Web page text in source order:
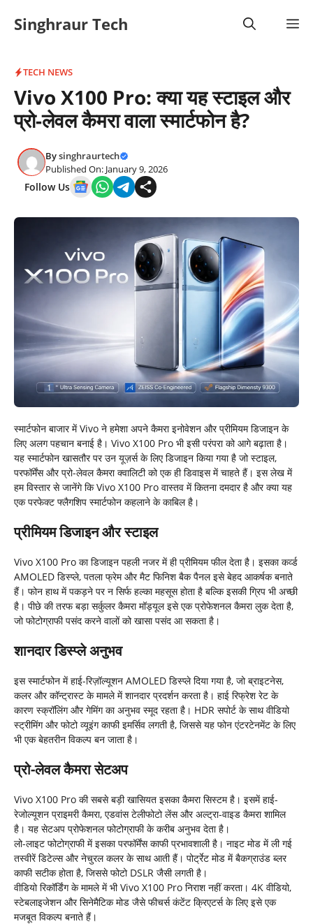
Singhraur Tech
TECH NEWS
Vivo X100 Pro: क्या यह स्टाइल और
प्रो-लेवल कैमरा वाला स्मार्टफोन है?
Bysinghraurtech
Published On: January 9, 2026
Follow Us
स्मार्टफोन बाजार में Vivo ने हमेशा अपने कैमरा इनोवेशन और प्रीमियम डिजाइन के
लिए अलग पहचान बनाई है। Vivo X100 Pro भी इसी परंपरा को आगे बढ़ाता है।
यह स्मार्टफोन खासतौर पर उन यूज़र्स के लिए डिजाइन किया गया है जो स्टाइल,
परफॉर्मेंस और प्रो-लेवल कैमरा क्वालिटी को एक ही डिवाइस में चाहते हैं। इस लेख में
हम विस्तार से जानेंगे कि Vivo X100 Pro वास्तव में कितना दमदार है और क्या यह
एक परफेक्ट फ्लैगशिप स्मार्टफोन कहलाने के काबिल है।
प्रीमियम डिजाइन और स्टाइल
Vivo X100 Pro का डिजाइन पहली नजर में ही प्रीमियम फील देता है। इसका कर्व्ड
AMOLED डिस्प्ले, पतला फ्रेम और मैट फिनिश बैक पैनल इसे बेहद आकर्षक बनाते
हैं। फोन हाथ में पकड़ने पर न सिर्फ हल्का महसूस होता है बल्कि इसकी ग्रिप भी अच्छी
है। पीछे की तरफ बड़ा सर्कुलर कैमरा मॉड्यूल इसे एक प्रोफेशनल कैमरा लुक देता है,
जो फोटोग्राफी पसंद करने वालों को खासा पसंद आ सकता है।
शानदार डिस्प्ले अनुभव
इस स्मार्टफोन में हाई-रिज़ॉल्यूशन AMOLED डिस्प्ले दिया गया है, जो ब्राइटनेस,
कलर और कॉन्ट्रास्ट के मामले में शानदार प्रदर्शन करता है। हाई रिफ्रेश रेट के
कारण स्क्रॉलिंग और गेमिंग का अनुभव स्मूद रहता है। HDR सपोर्ट के साथ वीडियो
स्ट्रीमिंग और फोटो व्यूइंग काफी इमर्सिव लगती है, जिससे यह फोन एंटरटेनमेंट के लिए
भी एक बेहतरीन विकल्प बन जाता है।
प्रो-लेवल कैमरा सेटअप
Vivo X100 Pro की सबसे बड़ी खासियत इसका कैमरा सिस्टम है। इसमें हाई-
रेजोल्यूशन प्राइमरी कैमरा, एडवांस टेलीफोटो लेंस और अल्ट्रा-वाइड कैमरा शामिल
है। यह सेटअप प्रोफेशनल फोटोग्राफी के करीब अनुभव देता है।
लो-लाइट फोटोग्राफी में इसका परफॉर्मेंस काफी प्रभावशाली है। नाइट मोड में ली गई
तस्वीरें डिटेल्स और नेचुरल कलर के साथ आती हैं। पोर्ट्रेट मोड में बैकग्राउंड ब्लर
काफी सटीक होता है, जिससे फोटो DSLR जैसी लगती है।
वीडियो रिकॉर्डिंग के मामले में भी Vivo X100 Pro निराश नहीं करता। 4K वीडियो,
स्टेबलाइजेशन और सिनेमैटिक मोड जैसे फीचर्स कंटेंट क्रिएटर्स के लिए इसे एक
मजबूत विकल्प बनाते हैं।